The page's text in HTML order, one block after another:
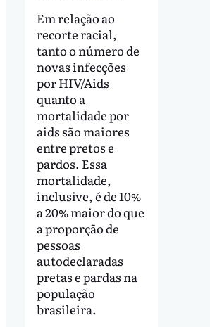
Em relação ao
recorte racial,
tanto o número de
novas infecções
por HIV/Aids
quanto a
mortalidade por
aids são maiores
entre pretos e
pardos. Essa
mortalidade,
inclusive, é de 10%
a 20% maior do que
a proporção de
pessoas
autodeclaradas
pretas e pardas na
população
brasileira.